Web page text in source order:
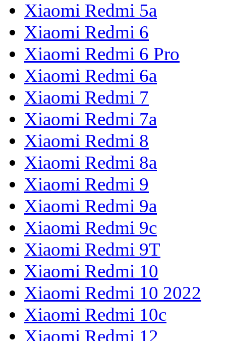
Xiaomi Redmi 5a
Xiaomi Redmi 6
Xiaomi Redmi 6 Pro
Xiaomi Redmi 6a
Xiaomi Redmi 7
Xiaomi Redmi 7a
Xiaomi Redmi 8
Xiaomi Redmi 8a
Xiaomi Redmi 9
Xiaomi Redmi 9a
Xiaomi Redmi 9c
Xiaomi Redmi 9T
Xiaomi Redmi 10
Xiaomi Redmi 10 2022
Xiaomi Redmi 10с
Xiaomi Redmi 12